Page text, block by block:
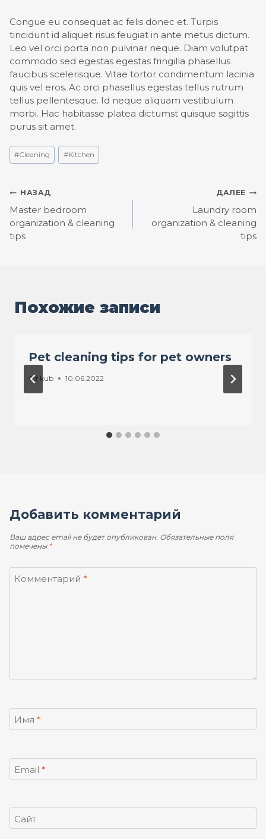
Congue eu consequat ac felis donec et. Turpis
tincidunt id aliquet risus feugiat in ante metus dictum.
Leo vel orci porta non pulvinar neque. Diam volutpat
commodo sed egestas egestas fringilla phasellus
faucibus scelerisque. Vitae tortor condimentum lacinia
quis vel eros. Ac orci phasellus egestas tellus rutrum
tellus pellentesque. Id neque aliquam vestibulum
morbi. Hac habitasse platea dictumst quisque sagittis
purus sit amet.
Метки
записи:
#Cleaning #Kitchen
Навигация
по
записям
НАЗАД
Master bedroom
organization & cleaning
tips
ДАЛЕЕ
Laundry room
organization & cleaning
tips
Похожие записи
Pet cleaning tips for pet owners
От kub 10.06.2022
Добавить комментарий
Ваш адрес email не будет опубликован. Обязательные поля
помечены *
Комментарий *
Имя *
Email *
Сайт